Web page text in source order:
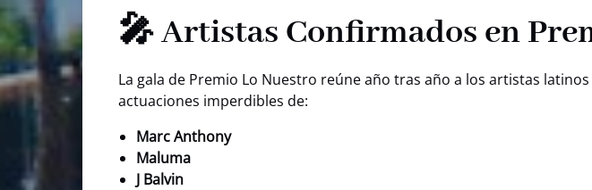
🎤 Artistas Confirmados en
La gala de Premio Lo Nuestro reúne año tras año a los artistas
actuaciones imperdibles de:
Marc Anthony
Maluma
J Balvin